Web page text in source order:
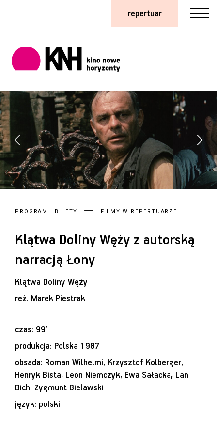
repertuar
PROGRAM I BILETY FILMY W REPERTUARZE
Klątwa Doliny Węży z autorską
narracją Łony
Klątwa Doliny Węży
reż. Marek Piestrak
czas: 99’
produkcja: Polska 1987
obsada: Roman Wilhelmi, Krzysztof Kolberger,
Henryk Bista, Leon Niemczyk, Ewa Sałacka, Lan
Bich, Zygmunt Bielawski
język: polski